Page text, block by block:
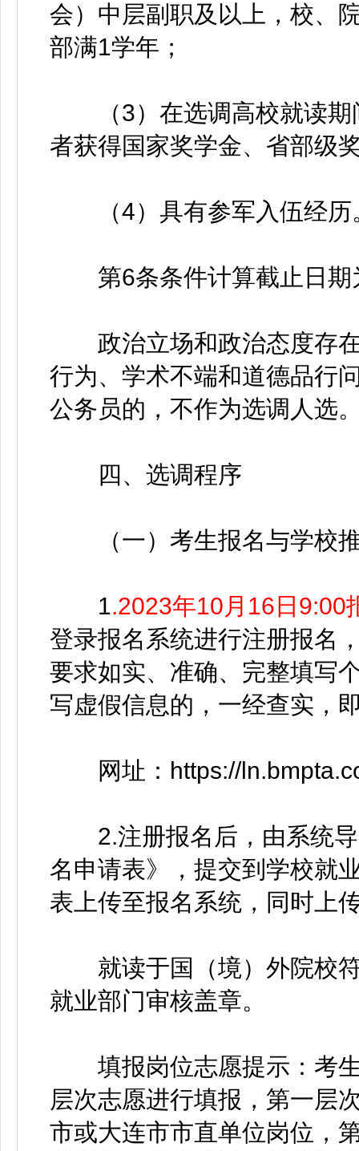
会）中层副职及以上，校、
部满1学年；
（3）在选调高校就读期
者获得国家奖学金、省部级
（4）具有参军入伍经历
第6条条件计算截止日期
政治立场和政治态度存在
行为、学术不端和道德品行
公务员的，不作为选调人选
四、选调程序
（一）考生报名与学校
1.2023年10月16日9:00
登录报名系统进行注册报名
要求如实、准确、完整填写
写虚假信息的，一经查实，
网址：https://
2.注册报名后，由系统导
名申请表》，提交到学校就
表上传至报名系统，同时上
就读于国（境）外院校符
就业部门审核盖章。
填报岗位志愿提示：考生
层次志愿进行填报，第一层
市或大连市市直单位岗位，